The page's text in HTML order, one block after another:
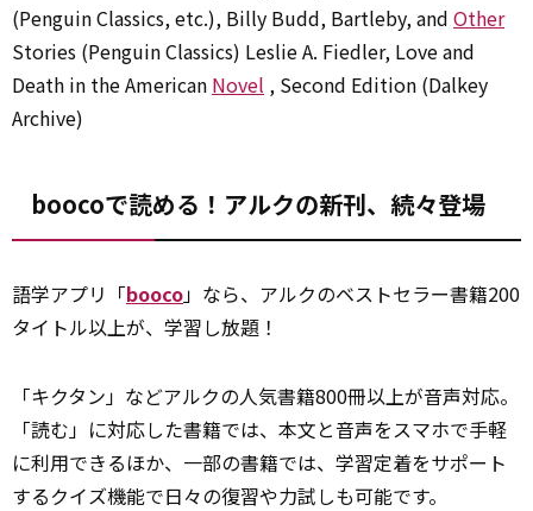
(Penguin Classics, etc.)――, Billy Budd, Bartleby, and Other
Stories (Penguin Classics) Leslie A. Fiedler, Love and
Death in the American Novel , Second Edition (Dalkey
Archive)
boocoで読める！アルクの新刊、続々登場
語学アプリ「booco」なら、アルクのベストセラー書籍200
タイトル以上が、学習し放題！
「キクタン」などアルクの人気書籍800冊以上が音声対応。
「読む」に対応した書籍では、本文と音声をスマホで手軽
に利用できるほか、一部の書籍では、学習定着をサポート
するクイズ機能で日々の復習や力試しも可能です。